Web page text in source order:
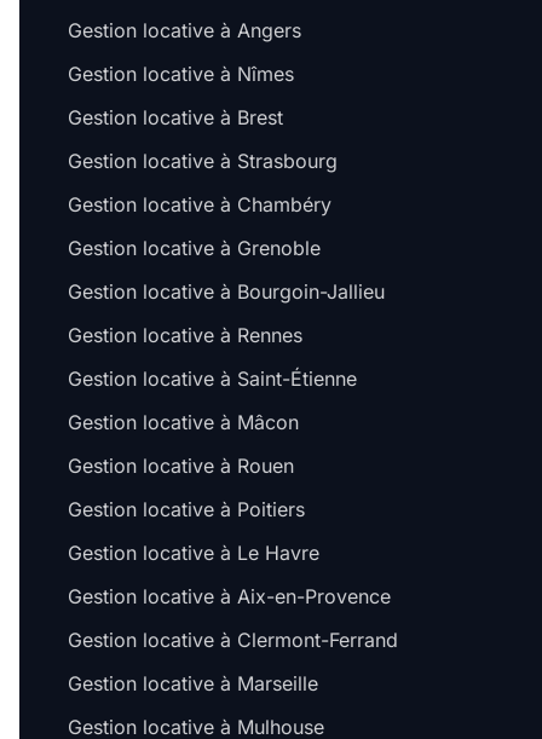
Gestion locative à Angers
Gestion locative à Nîmes
Gestion locative à Brest
Gestion locative à Strasbourg
Gestion locative à Chambéry
Gestion locative à Grenoble
Gestion locative à Bourgoin-Jallieu
Gestion locative à Rennes
Gestion locative à Saint-Étienne
Gestion locative à Mâcon
Gestion locative à Rouen
Gestion locative à Poitiers
Gestion locative à Le Havre
Gestion locative à Aix-en-Provence
Gestion locative à Clermont-Ferrand
Gestion locative à Marseille
Gestion locative à Mulhouse